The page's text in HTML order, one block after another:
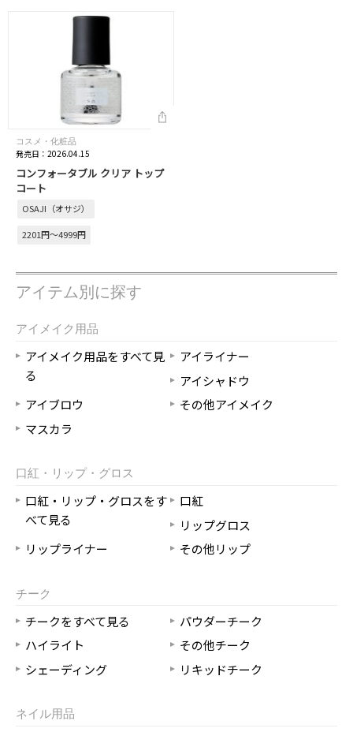
コスメ・化粧品
発売日：2026.04.15
コンフォータブル クリア トップ
コート
OSAJI（オサジ）
2201円～4999円
アイテム別に探す
アイメイク用品
アイメイク用品をすべて見
る
アイライナー
アイシャドウ
アイブロウ
その他アイメイク
マスカラ
口紅・リップ・グロス
口紅・リップ・グロスをす
べて見る
口紅
リップグロス
リップライナー
その他リップ
チーク
チークをすべて見る
パウダーチーク
ハイライト
その他チーク
シェーディング
リキッドチーク
ネイル用品